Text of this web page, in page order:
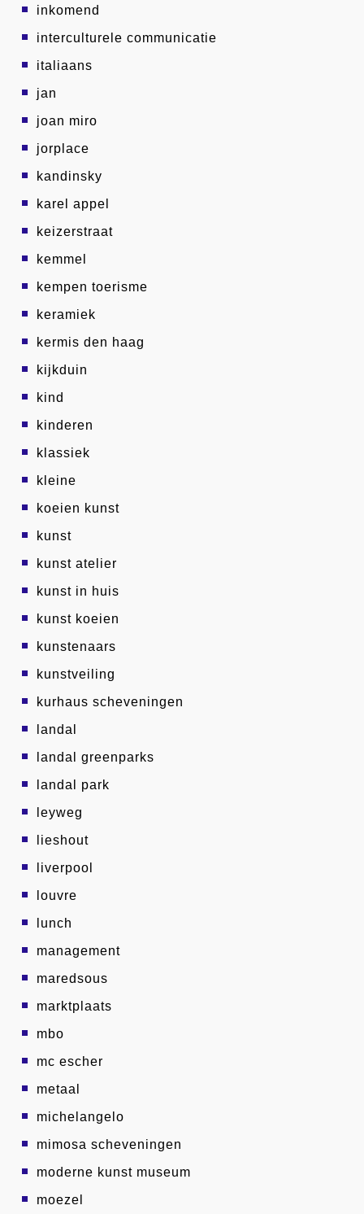
inkomend
interculturele communicatie
italiaans
jan
joan miro
jorplace
kandinsky
karel appel
keizerstraat
kemmel
kempen toerisme
keramiek
kermis den haag
kijkduin
kind
kinderen
klassiek
kleine
koeien kunst
kunst
kunst atelier
kunst in huis
kunst koeien
kunstenaars
kunstveiling
kurhaus scheveningen
landal
landal greenparks
landal park
leyweg
lieshout
liverpool
louvre
lunch
management
maredsous
marktplaats
mbo
mc escher
metaal
michelangelo
mimosa scheveningen
moderne kunst museum
moezel